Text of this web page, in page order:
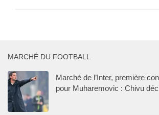
MARCHÉ DU FOOTBALL
Marché de l’Inter, première
pour Muharemovic : Chivu